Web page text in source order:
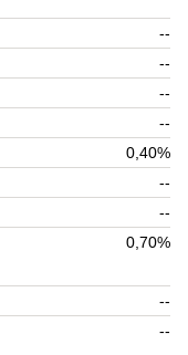
--
--
--
--
0,40%
--
--
0,70%
--
--